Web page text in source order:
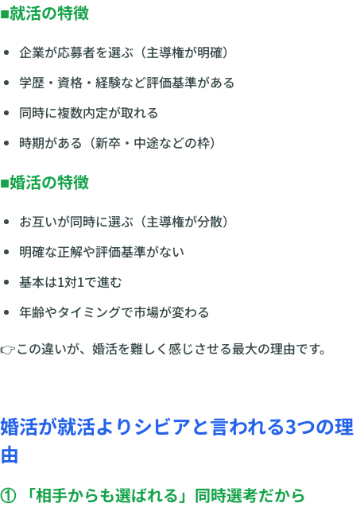
■就活の特徴
企業が応募者を選ぶ（主導権が明確）
学歴・資格・経験など評価基準がある
同時に複数内定が取れる
時期がある（新卒・中途などの枠）
■婚活の特徴
お互いが同時に選ぶ（主導権が分散）
明確な正解や評価基準がない
基本は1対1で進む
年齢やタイミングで市場が変わる
👉この違いが、婚活を難しく感じさせる最大の理由です。
婚活が就活よりシビアと言われる3つの理
由
① 「相手からも選ばれる」同時選考だから